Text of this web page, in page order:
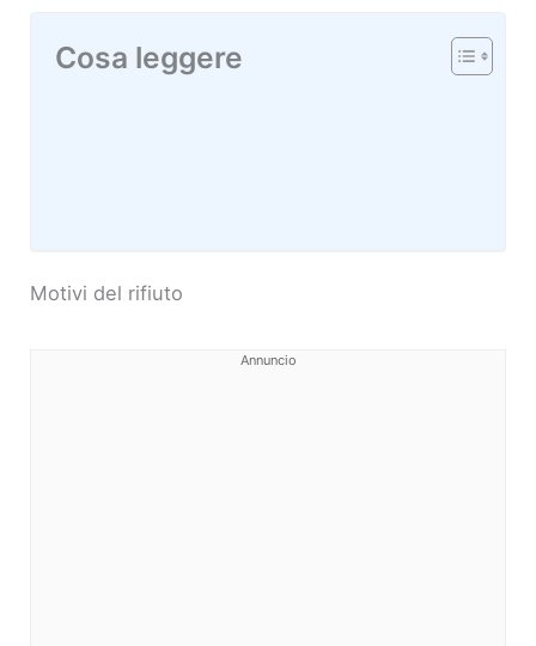
Cosa leggere
Motivi del rifiuto
Annuncio